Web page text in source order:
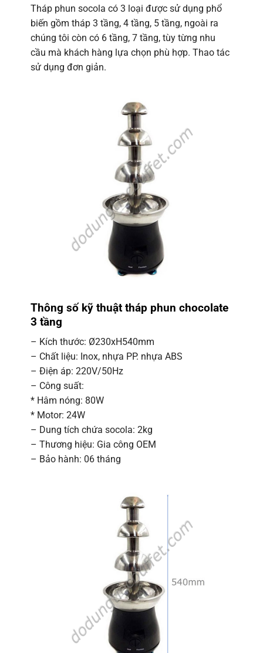
Tháp phun socola có 3 loại được sử dụng phổ
biến gồm tháp 3 tầng, 4 tầng, 5 tầng, ngoài ra
chúng tôi còn có 6 tầng, 7 tầng, tùy từng nhu
cầu mà khách hàng lựa chọn phù hợp. Thao tác
sử dụng đơn giản.
Thông số kỹ thuật tháp phun chocolate
3 tầng
– Kích thước: Ø230xH540mm
– Chất liệu: Inox, nhựa PP. nhựa ABS
– Điện áp: 220V/50Hz
– Công suất:
* Hâm nóng: 80W
* Motor: 24W
– Dung tích chứa socola: 2kg
– Thương hiệu: Gia công OEM
– Bảo hành: 06 tháng